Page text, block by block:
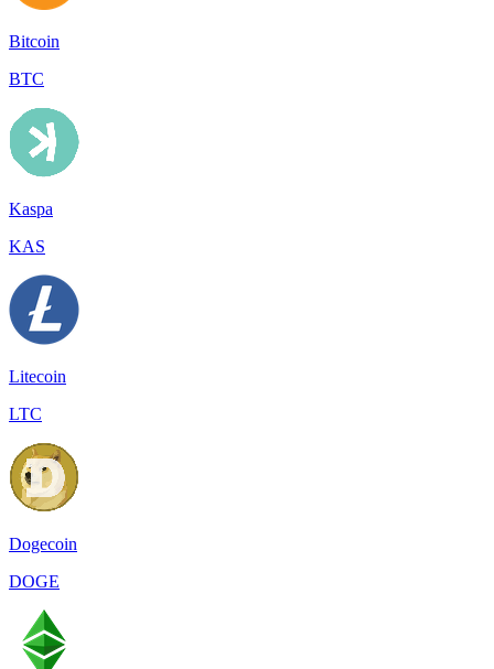
Bitcoin
BTC
Kaspa
KAS
Litecoin
LTC
Dogecoin
DOGE